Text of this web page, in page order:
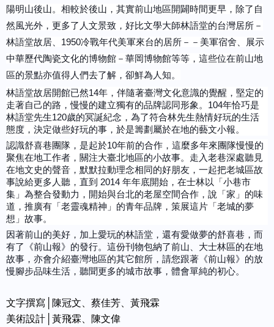
陽明山後山。相較於後山，其實前山地區開闢時間更早，除了自
然風光外，更多了人文景致，好比文學大師林語堂的台灣居所－
林語堂故居、1950冷戰年代美軍來台的居所－－美軍宿舍、展示
中華歷代陶瓷文化的博物館－華岡博物館等等，這些位在前山地
區的景點亦值得人們去了解，卻鮮為人知。
林語堂故居開館已然14年，伴隨著臺灣文化意識的覺醒，堅定的
走著自己的路，慢慢的建立獨有的品牌認同形象。104年恰巧是
林語堂先生120歲的冥誕紀念，為了符合林先生熱情好玩的生活
態度，決定做些好玩的事，於是籌劃屬於在地的藝文小報。
認識舒喜巷團隊，是起於10年前的合作，這麼多年來團隊慢慢的
聚焦在地工作者，關注大臺北地區的小故事。走入老巷深處聽見
在地文史的聲音，默默拉動理念相同的好朋友，一起把老城區故
事說給更多人聽，直到 2014 年年底開始，在士林以「小巷市
集」為整合發動力，開始與台北的老屋空間合作，說「家」的味
道，推廣有「老靈魂精神」的青年品牌，策展這片「老城的夢
想」故事。
因著前山的美好，加上愛玩的林語堂，還有愛做夢的舒喜巷，而
有了《前山報》的發行。這份刊物包納了前山、大士林區的在地
故事，亦會介紹臺灣地區的其它館所，請您跟著《前山報》的放
慢腳步品味生活，聽聞更多的城市故事，體會單純的初心。
文字撰寫│陳冠文、蔡佳芳、 黃飛霖
美術設計│黃飛霖、陳文偉